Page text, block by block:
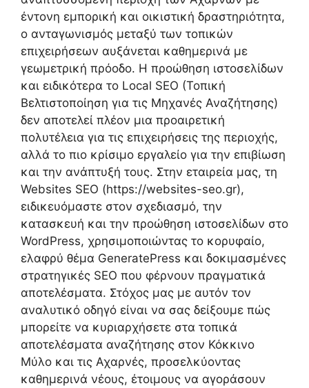
έντονη εμπορική και οικιστική δραστηριότητα,
ο ανταγωνισμός μεταξύ των τοπικών
επιχειρήσεων αυξάνεται καθημερινά με
γεωμετρική πρόοδο. Η προώθηση ιστοσελίδων
και ειδικότερα το Local SEO (Τοπική
Βελτιστοποίηση για τις Μηχανές Αναζήτησης)
δεν αποτελεί πλέον μια προαιρετική
πολυτέλεια για τις επιχειρήσεις της περιοχής,
αλλά το πιο κρίσιμο εργαλείο για την επιβίωση
και την ανάπτυξή τους. Στην εταιρεία μας, τη
Websites SEO (https://websites-seo.gr),
ειδικευόμαστε στον σχεδιασμό, την
κατασκευή και την προώθηση ιστοσελίδων στο
WordPress, χρησιμοποιώντας το κορυφαίο,
ελαφρύ θέμα GeneratePress και δοκιμασμένες
στρατηγικές SEO που φέρνουν πραγματικά
αποτελέσματα. Στόχος μας με αυτόν τον
αναλυτικό οδηγό είναι να σας δείξουμε πώς
μπορείτε να κυριαρχήσετε στα τοπικά
αποτελέσματα αναζήτησης στον Κόκκινο
Μύλο και τις Αχαρνές, προσελκύοντας
καθημερινά νέους, έτοιμους να αγοράσουν